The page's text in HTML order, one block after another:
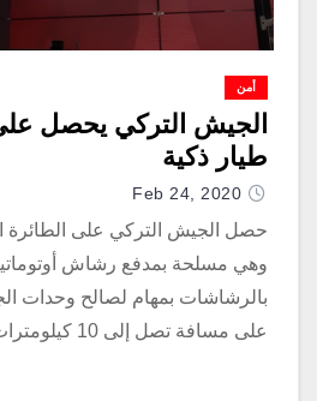
أمن
الجيش التركي يحصل
طيار ذكية
Feb 24, 2020
حصل الجيش التركي على الطائرة
وهي مسلحة بمدفع رشاش
بالرشاشات بمهام لصالح وحدات
على مسافة تصل إلى 10 كيلومترات، بحسب ما نقلت…